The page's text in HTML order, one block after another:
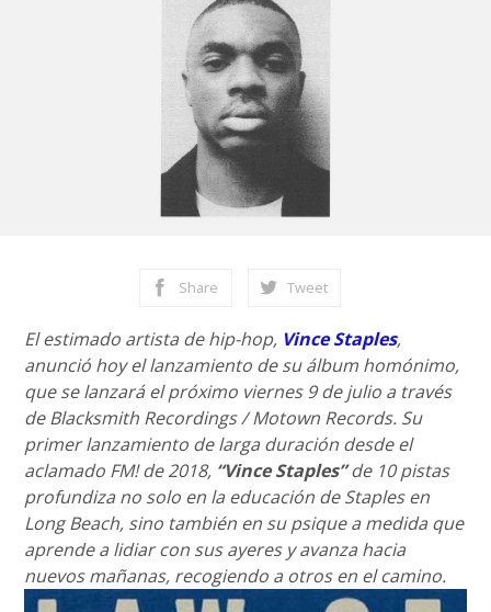
Share Tweet
El estimado artista de hip-hop, Vince Staples,
anunció hoy el lanzamiento de su álbum homónimo,
que se lanzará el próximo viernes 9 de julio a través
de Blacksmith Recordings / Motown Records. Su
primer lanzamiento de larga duración desde el
aclamado FM! de 2018, “Vince Staples”de 10 pistas
profundiza no solo en la educación de Staples en
Long Beach, sino también en su psique a medida que
aprende a lidiar con sus ayeres y avanza hacia
nuevos mañanas, recogiendo a otros en el camino.